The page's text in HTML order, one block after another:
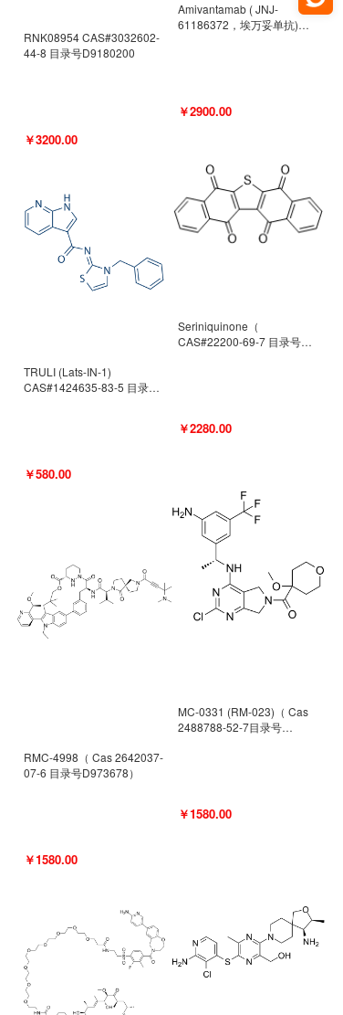
RNK08954 CAS#3032602-
44-8 目录号D9180200
￥3200.00
TRULI (Lats-IN-1)
CAS#1424635-83-5 目录号
￥580.00
RMC-4998（ Cas 2642037-
07-6 目录号D973678）
￥1580.00
Amivantamab ( JNJ-
61186372，埃万妥单抗)
￥2900.00
Seriniquinone（
CAS#22200-69-7 目录号
￥2280.00
MC-0331 (RM-023)（ Cas
2488788-52-7目录号
￥1580.00